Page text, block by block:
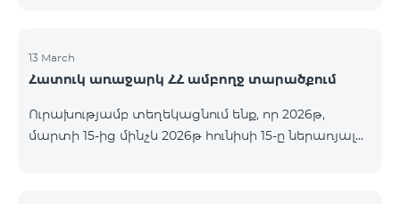
Հարցերի կամ լրացուցիչ տեղեկությունների
համար խնդրում ենք դիմել «Ֆասթ Մեդիա»
13 March
Հատուկ առաջարկ ՀՀ ամբողջ տարածքում
Ուրախությամբ տեղեկացնում ենք, որ 2026թ,
մարտի 15-ից մինչև 2026թ հունիսի 15-ը ներառյալ